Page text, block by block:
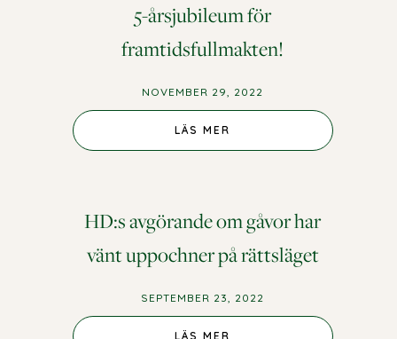
5-årsjubileum för
framtidsfullmakten!
NOVEMBER 29, 2022
LÄS MER
HD:s avgörande om gåvor har
vänt uppochner på rättsläget
SEPTEMBER 23, 2022
LÄS MER